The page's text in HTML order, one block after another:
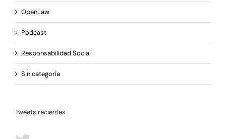
OpenLaw
Podcast
Responsabilidad Social
Sin categoría
Tweets recientes